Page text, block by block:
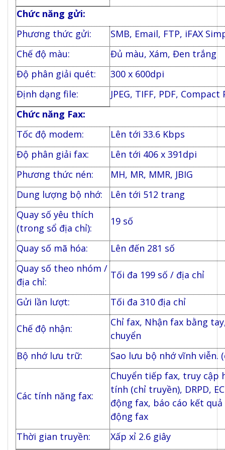
Chức năng gửi:
Phương thức gửi:
SMB, Email, FTP, iFAX
Chế độ màu:
Đủ màu, Xám, Đen trắng
Độ phân giải quét:
300 x 600dpi
Định dạng file:
JPEG, TIFF, PDF, Compact
Chức năng Fax:
Tốc độ modem:
Lên tới 33.6 Kbps
Độ phân giải fax:
Lên tới 406 x 391dpi
Phương thức nén:
MH, MR, MMR, JBIG
Dung lượng bộ nhớ:
Lên tới 512 trang
Quay số yêu thích
(trong sổ địa chỉ):
19 số
Quay số mã hóa:
Lên đến 281 số
Quay số theo nhóm /
địa chỉ:
Tối đa 199 số / địa chỉ
Gửi lần lượt: Tối đa 310 địa chỉ
Chế độ nhận:
Chỉ fax, Nhận fax bằng
chuyển
Bộ nhớ lưu trữ:
Sao lưu bộ nhớ vĩnh viễn.
Các tính năng fax:
Chuyển tiếp fax, truy cập
tính (chỉ truyền), DRPD,
động fax, báo cáo kết
động fax
Thời gian truyền:
Xấp xỉ 2.6 giây